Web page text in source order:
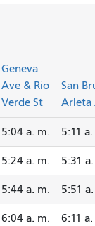
Geneva
Ave & Rio
Verde St
San
Arleta
5:04 a. m. 5:11
5:24 a. m. 5:31
5:44 a. m. 5:51
6:04 a. m. 6:11